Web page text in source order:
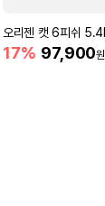
오리젠 캣 6피쉬
17% 97,900원